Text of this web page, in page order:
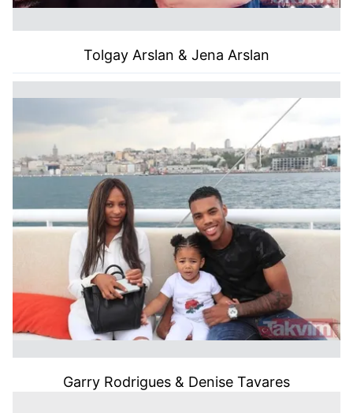
Tolgay Arslan & Jena Arslan
Garry Rodrigues & Denise Tavares